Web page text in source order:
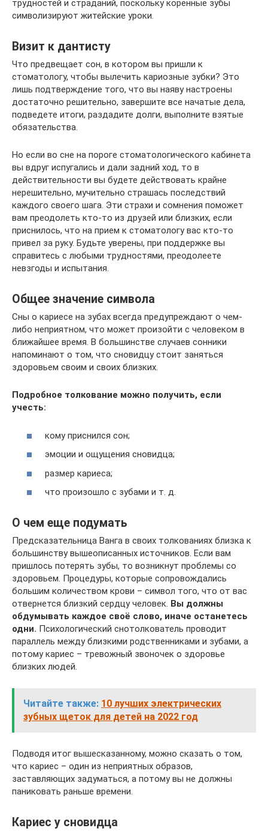
трудностей и страданий, поскольку коренные зубы
символизируют житейские уроки.
Визит к дантисту
Что предвещает сон, в котором вы пришли к
стоматологу, чтобы вылечить кариозные зубки? Это
лишь подтверждение того, что вы наяву настроены
достаточно решительно, завершите все начатые дела,
подведете итоги, раздадите долги, выполните взятые
обязательства.
Но если во сне на пороге стоматологического кабинета
вы вдруг испугались и дали задний ход, то в
действительности вы будете действовать крайне
нерешительно, мучительно страшась последствий
каждого своего шага. Эти страхи и сомнения поможет
вам преодолеть кто-то из друзей или близких, если
приснилось, что на прием к стоматологу вас кто-то
привел за руку. Будьте уверены, при поддержке вы
справитесь с любыми трудностями, преодолеете
невзгоды и испытания.
Общее значение символа
Сны о кариесе на зубах всегда предупреждают о чем-
либо неприятном, что может произойти с человеком в
ближайшее время. В большинстве случаев сонники
напоминают о том, что сновидцу стоит заняться
здоровьем своим и своих близких.
Подробное толкование можно получить, если
учесть:
кому приснился сон;
эмоции и ощущения сновидца;
размер кариеса;
что произошло с зубами и т. д.
О чем еще подумать
Предсказательница Ванга в своих толкованиях близка к
большинству вышеописанных источников. Если вам
пришлось потерять зубы, то возникнут проблемы со
здоровьем. Процедуры, которые сопровождались
большим количеством крови – символ того, что от вас
отвернется близкий сердцу человек. Вы должны
обдумывать каждое своё слово, иначе останетесь
одни. Психологический снотолкователь проводит
параллель между близкими родственниками и зубами, а
потому кариес – тревожный звоночек о здоровье
близких людей.
Читайте также: 10 лучших электрических
зубных щеток для детей на 2022 год
Подводя итог вышесказанному, можно сказать о том,
что кариес – один из неприятных образов,
заставляющих задуматься, а потому вы не должны
паниковать раньше времени.
Кариес у сновидца